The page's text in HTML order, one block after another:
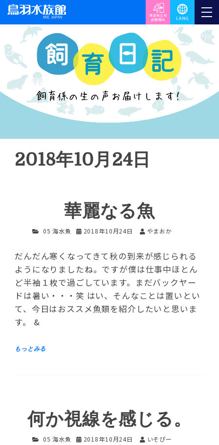
2018年10月24日
華麗なる魚
05 海水魚 2018年10月24日 やまおか
だんだん寒くなってきて秋の到来が感じられる
ようになりましたね。ですが僕は仕事中ほとん
ど半袖１枚で過ごしています。まだバックヤー
ドは暑い・・・笑 はい、そんなことは置いとい
て、今日はおススメ魚類を紹介したいと思いま
す。 &
何か視線を感じる。
05 海水魚 2018年10月24日 いそぴー